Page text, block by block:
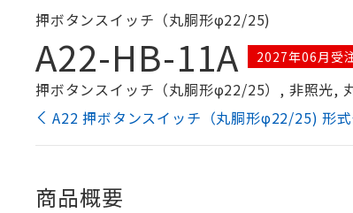
押ボタンスイッチ（丸胴形φ22/25)
A22-HB-11A 2027年06月受
押ボタンスイッチ（丸胴形φ22/25）, 非照光,
A22 押ボタンスイッチ（丸胴形φ22/25) 形
商品概要